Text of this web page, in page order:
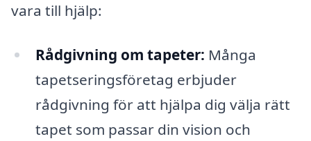
vara till hjälp:
Rådgivning om tapeter: Många
tapetseringsföretag erbjuder
rådgivning för att hjälpa dig välja rätt
tapet som passar din vision och